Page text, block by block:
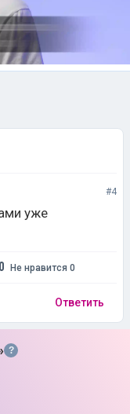
#4
уже
Не нравится 0
Ответить
?